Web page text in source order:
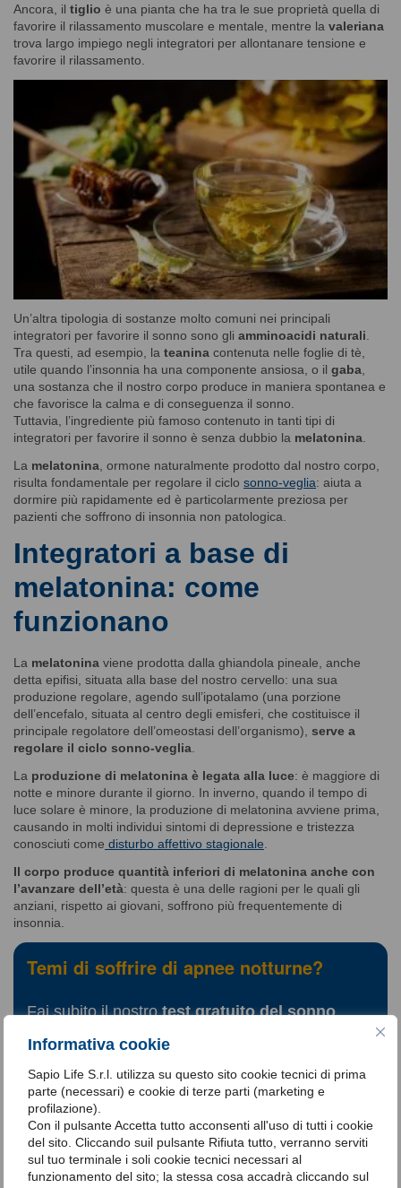
Informativa cookie
Sapio Life S.r.l. utilizza su questo sito cookie tecnici di prima
parte (necessari) e cookie di terze parti (marketing e
profilazione).
Con il pulsante Accetta tutto acconsenti all'uso di tutti i cookie
del sito. Cliccando suil pulsante Rifiuta tutto, verranno serviti
sul tuo terminale i soli cookie tecnici necessari al
funzionamento del sito; la stessa cosa accadrà cliccando sul
Ancora, il tiglio è una pianta che ha tra le sue proprietà quella di
favorire il rilassamento muscolare e mentale, mentre la valeriana
trova largo impiego negli integratori per allontanare tensione e
favorire il rilassamento.
Un’altra tipologia di sostanze molto comuni nei principali
integratori per favorire il sonno sono gli amminoacidi naturali
Tra questi, ad esempio, la teanina contenuta nelle foglie di tè,
utile quando l’insonnia ha una componente ansiosa, o il gaba
una sostanza che il nostro corpo produce in maniera spontanea e
che favorisce la calma e di conseguenza il sonno.
Tuttavia, l’ingrediente più famoso contenuto in tanti tipi di
integratori per favorire il sonno è senza dubbio la melatonina
La melatonina , ormone naturalmente prodotto dal nostro corpo,
risulta fondamentale per regolare il ciclo sonno-veglia: aiuta a
dormire più rapidamente ed è particolarmente preziosa per
pazienti che soffrono di insonnia non patologica.
Integratori a base di
melatonina: come
funzionano
La melatonina viene prodotta dalla ghiandola pineale, anche
detta epifisi, situata alla base del nostro cervello: una sua
produzione regolare, agendo sull’ipotalamo (una porzione
dell’encefalo, situata al centro degli emisferi, che costituisce il
principale regolatore dell’omeostasi dell’organismo), serve a
regolare il ciclo sonno-veglia
La produzione di melatonina è legata alla luce: è maggiore di
notte e minore durante il giorno. In inverno, quando il tempo di
luce solare è minore, la produzione di melatonina avviene prima,
causando in molti individui sintomi di depressione e tristezza
conosciuti come disturbo affettivo stagionale
Il corpo produce quantità inferiori di melatonina anche con
l’avanzare dell’età: questa è una delle ragioni per le quali gli
anziani, rispetto ai giovani, soffrono più frequentemente di
insonnia.
Temi di soffrire di apnee notturne?
Fai subito il nostrotest gratuito del sonno.
E' sufficiente rispondere a poche domande per
scoprire il tuo profilo di rischio.
Vai al Test
L’importanza della melatonina la rende dunque l’ingrediente
principale di numerosi integratori indicati per chi ha problemi di